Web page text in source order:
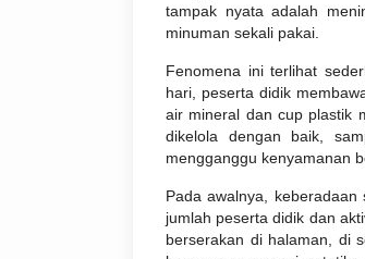
tampak nyata adalah
minuman sekali pakai.
Fenomena ini terlihat
hari, peserta didik
air mineral dan cup plastik
dikelola dengan baik,
mengganggu kenyamanan
Pada awalnya,
jumlah peserta didik dan
berserakan di halaman, di